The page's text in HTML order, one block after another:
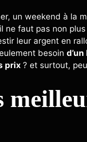
un weekend à la
ne faut pas non
leur argent en
besoin
prix ? et surtout,